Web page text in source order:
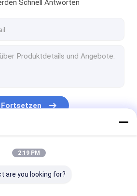
Schnell Antworten
Fortsetzen
2:19 PM
are you looking for?